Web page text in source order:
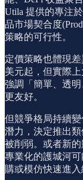
Utila 提供的專注
品市場契合度
策略的可行性。
定價策略也體現
美元起，但實際
強調「簡單、透
更友好。
但競爭格局持續變
潛力，決定推出
被削弱。或者新
專業化的護城河
購或模仿快速進入